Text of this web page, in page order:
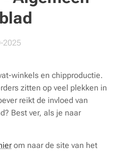
2025
winkels en chipproductie.
zitten op veel plekken in
reikt de invloed van
Best ver, als je naar
om naar de site van het